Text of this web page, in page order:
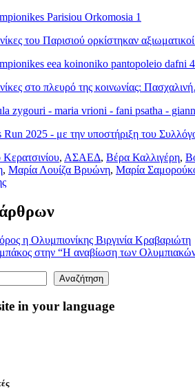
του Παρισιού ορκίστηκαν
στο πλευρό της κοινωνίας:
2025 - με την υποστήριξη του
, ΑΣΑΕΔ, Βέρα Καλλιγέρη,
, Μαρία Λουίζα Βρυώνη, Μαρία
η Ολυμπιονίκης Βιργινία Κραβαριώτη
στην “Η αναβίωση των
Αναζήτηση
in your language